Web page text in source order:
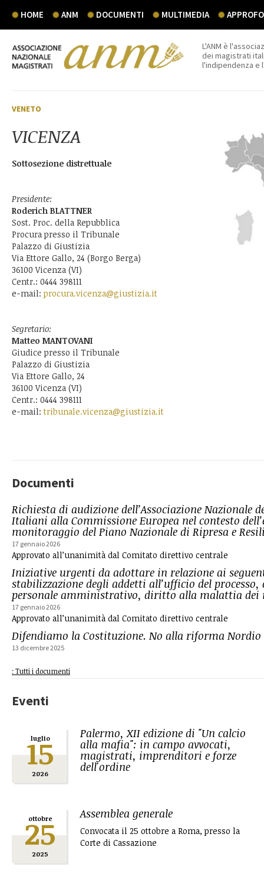
HOME ANM DOCUMENTI MULTIMEDIA
L'ANM è
dei magistrati
l'indipendenza e
VENETO
VICENZA
Sottosezione distrettuale
Presidente:
Roderich BLATTNER
Sost. Proc. della Repubblica
Procura presso il Tribunale
Palazzo di Giustizia
Via Ettore Gallo, 24 (Borgo Berga)
36100 Vicenza (VI)
Centr.: 0444 398111
e-mail:procura.vicenza@giustizia.it
Segretario:
Matteo MANTOVANI
Giudice presso il Tribunale
Palazzo di Giustizia
Via Ettore Gallo, 24
36100 Vicenza (VI)
Centr.: 0444 398111
e-mail:tribunale.vicenza@giustizia.it
Documenti
Richiesta di audizione dell’Associazione Nazionale
Italiani alla Commissione Europea nel contesto
monitoraggio del Piano Nazionale di Ripresa e
17 gennaio 2026
Approvato all’unanimità dal Comitato direttivo centrale
Iniziative urgenti da adottare in relazione ai
stabilizzazione degli addetti all’ufficio del processo,
personale amministrativo, diritto alla malattia
17 gennaio 2026
Approvato all’unanimità dal Comitato direttivo centrale
Difendiamo la Costituzione. No alla riforma Nordio
13 dicembre 2025
: Tutti i documenti
Eventi
luglio
15
2026
Palermo, XII edizione di "Un calcio
alla mafia": in campo avvocati,
magistrati, imprenditori e forze
dell'ordine
ottobre
25
2025
Assemblea generale
Convocata il 25 ottobre a Roma, presso la
Corte di Cassazione